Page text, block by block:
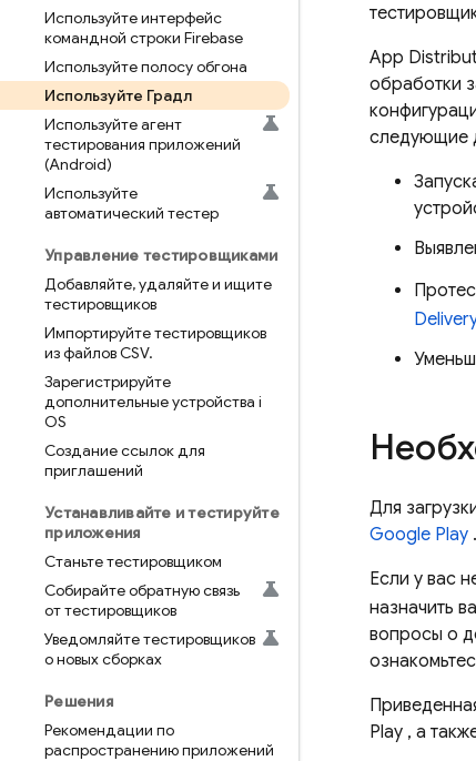
Используйте интерфейс
командной строки Firebase
Используйте полосу обгона
Используйте Градл
Используйте агент
тестирования приложений
(Android)
Используйте
автоматический тестер
Управление тестировщиками
Добавляйте,удаляйте и ищите
тестировщиков
Импортируйте тестировщиков
из файлов CSV.
Зарегистрируйте
дополнительные устройства i
OS
Создание ссылок для
приглашений
Устанавливайте и тестируйте
приложения
Станьте тестировщиком
Собирайте обратную связь
от тестировщиков
Уведомляйте тестировщиков
о новых сборках
Решения
Рекомендации по
распространению приложений
App
обработки
следующие
Для
Google Play
Если у вас
назначить
вопросы о
Play , а